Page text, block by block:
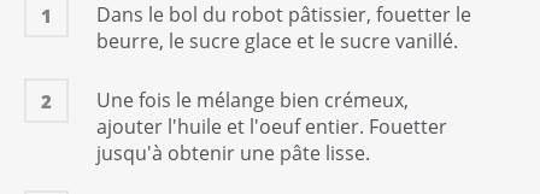
Levure chimique
1
Dans le bol du robot pâtissier, fouetter le
beurre, le sucre glace et le sucre vanillé.
2
Une fois le mélange bien crémeux,
ajouter l'huile et l'oeuf entier. Fouetter
jusqu'à obtenir une pâte lisse.